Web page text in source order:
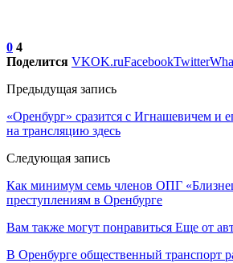
0 4
Поделится VKOK.ruFacebookTwitter
Предыдущая запись
«Оренбург» сразится с Игнашевичем и
на трансляцию здесь
Следующая запись
Как минимум семь членов ОПГ
преступлениям в Оренбурге
Вам также могут понравиться Еще от
В Оренбурге общественный транспорт